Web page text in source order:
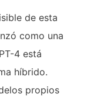
de esta
como una
4 está
híbrido.
propios